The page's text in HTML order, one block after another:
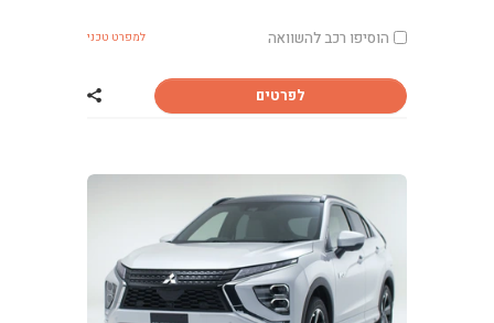
הוסיפו רכב להשוואה למפרט טכני
לפרטים שתף רכב